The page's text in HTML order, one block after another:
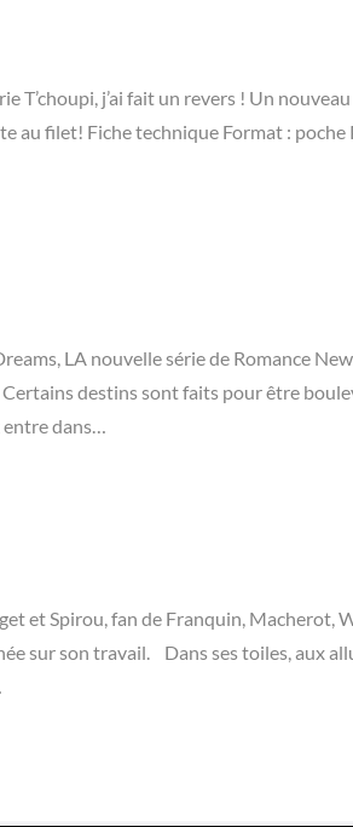
T’choupi, j’ai fait un revers ! Un
au filet! Fiche technique Format : poche
LA nouvelle série de Romance
destins sont faits pour être
entre dans…
et Spirou, fan de Franquin, Macherot,
sur son travail. Dans ses toiles, aux